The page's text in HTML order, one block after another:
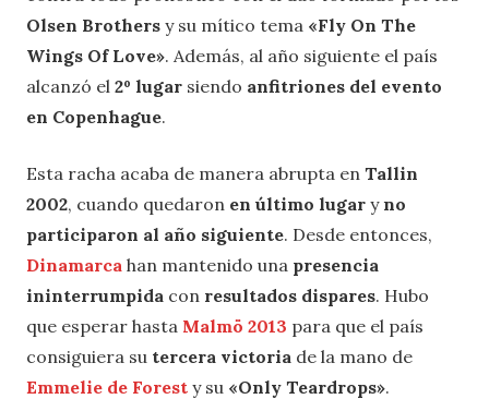
Olsen Brothers y su mítico tema «Fly On The
Wings Of Love». Además, al año siguiente el país
alcanzó el 2º lugar siendo anfitriones del evento
en Copenhague.
Esta racha acaba de manera abrupta en Tallin
2002, cuando quedaron en último lugar y no
participaron al año siguiente. Desde entonces,
Dinamarca han mantenido una presencia
ininterrumpida con resultados dispares. Hubo
que esperar hasta Malmö 2013 para que el país
consiguiera su tercera victoria de la mano de
Emmelie de Forest y su «Only Teardrops».